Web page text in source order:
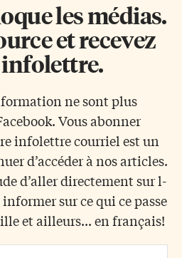
les médias.
et recevez
ne sont plus
Vous abonner
infolettre courriel est un
d’accéder à nos articles.
d’aller directement sur l-
sur ce qui ce passe
et ailleurs... en français!